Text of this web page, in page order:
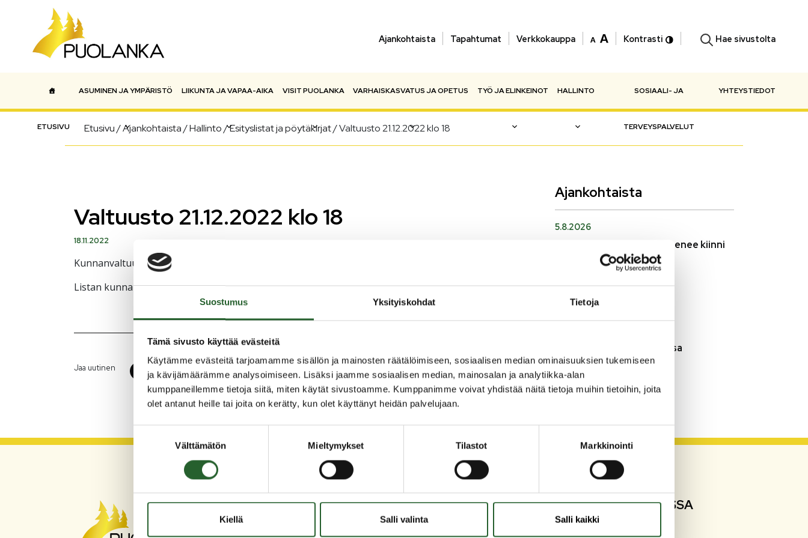
Suostumus Yksityiskohdat Tietoja
Tämä sivusto käyttää evästeitä
Käytämme evästeitä tarjoamamme sisällön ja mainosten räätälöimiseen, sosiaalisen median ominaisuuksien tukemiseen
ja kävijämäärämme analysoimiseen. Lisäksi jaamme sosiaalisen median, mainosalan ja analytiikka-alan
kumppaneillemme tietoja siitä, miten käytät sivustoamme. Kumppanimme voivat yhdistää näitä tietoja muihin tietoihin, joita
olet antanut heille tai joita on kerätty, kun olet käyttänyt heidän palvelujaan.
valinta
Välttämätön Mieltymykset Tilastot Markkinointi
Kiellä Salli valinta Salli kaikki
Ajankohtaista Tapahtumat Verkkokauppa Kontrasti Hae sivustolta
Päävalikko
ETUSIVU
ASUMINEN JA YMPÄRISTÖ LIIKUNTA JA VAPAA-AIKA VISIT PUOLANKA VARHAISKASVATUS JA OPETUS TYÖ JA ELINKEINOT HALLINTO SOSIAALI- JA
TERVEYSPALVELUT
YHTEYSTIEDOT
Etusivu/Ajankohtaista/Hallinto/Esityslistat ja pöytäkirjat/Valtuusto 21.12.2022 klo 18
Valtuusto 21.12.2022 klo 18
18.11.2022
Kunnanvaltuuston kokouksen esityslistan ja edellisten kokousten pöytäkirjat löydät
Listan kunnanvaltuuston jäsenistä löydättäältä.
Jaa uutinen
Ajankohtaista
5.8.2026
Monitoimitalon kirjasto menee kiinni
perjantaina klo 12.00
Henkilömuutoksia
maaseutuhallinnossa
Asfaltointityöt taajamassa
myöhästyvät
KATSO KAIKKI
PUOLANKA OIKOPOLUT SEURAA SOMESSA